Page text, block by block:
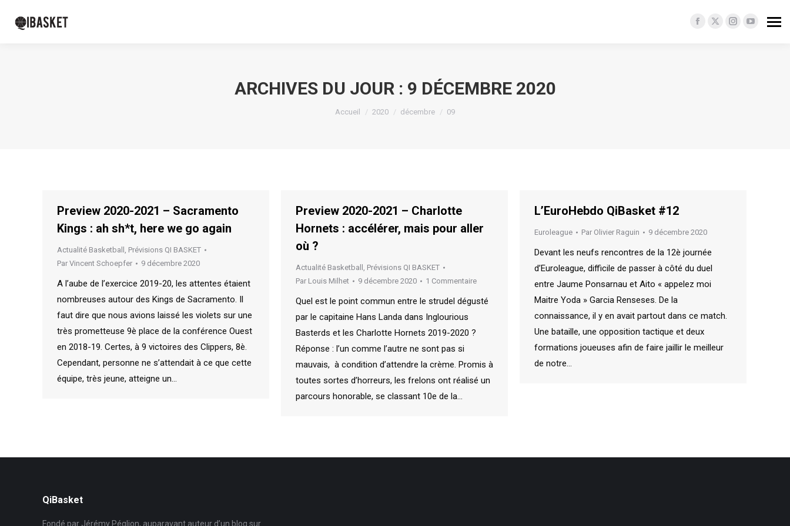
Facebook
X
Instagram
YouTube
ARCHIVES DU JOUR : 9 DÉCEMBRE 2020
Vous êtes ici :
Accueil 2020 décembre 09
Preview 2020-2021 – Sacramento
Kings : ah sh*t, here we go again
Actualité Basketball , Prévisions QI BASKET
Par Vincent Schoepfer 9 décembre 2020
A l’aube de l’exercice 2019-20, les attentes étaient
nombreuses autour des Kings de Sacramento. Il
faut dire que nous avions laissé les violets sur une
très prometteuse 9è place de la conférence Ouest
en 2018-19. Certes, à 9 victoires des Clippers, 8è.
Cependant, personne ne s’attendait à ce que cette
équipe, très jeune, atteigne un…
Preview 2020-2021 – Charlotte
Hornets : accélérer, mais pour aller
où ?
Actualité Basketball , Prévisions QI BASKET
Par Louis Milhet 9 décembre 2020 1 Commentaire
Quel est le point commun entre le strudel dégusté
par le capitaine Hans Landa dans Inglourious
Basterds et les Charlotte Hornets 2019-2020 ?
Réponse : l’un comme l’autre ne sont pas si
mauvais, à condition d’attendre la crème. Promis à
toutes sortes d’horreurs, les frelons ont réalisé un
parcours honorable, se classant 10e de la…
L’EuroHebdo QiBasket #12
Euroleague Par Olivier Raguin 9 décembre 2020
Devant les neufs rencontres de la 12è journée
d’Euroleague, difficile de passer à côté du duel
entre Jaume Ponsarnau et Aito « appelez moi
Maitre Yoda » Garcia Renseses. De la
connaissance, il y en avait partout dans ce match.
Une bataille, une opposition tactique et deux
formations joueuses afin de faire jaillir le meilleur
de notre…
QiBasket
Fondé par Jérémy Péglion, auparavant auteur d’un blog sur